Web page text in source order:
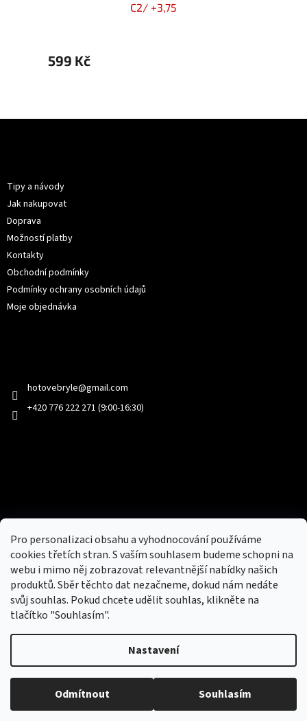
Pro personalizaci obsahu a vyhodnocování používáme
cookies třetích stran. S vaším souhlasem budeme schopni na
webu i mimo něj zobrazovat relevantnější nabídky našich
produktů. Sběr těchto dat nezačneme, dokud nám nedáte
svůj souhlas. Pokud chcete udělit souhlas, klikněte na
tlačítko "Souhlasím".
Nastavení
Odmítnout Souhlasím
C2/ +3,75
599 Kč
Tipy a návody
Jak nakupovat
Doprava
Možností platby
Kontakty
Obchodní podmínky
Podmínky ochrany osobních údajů
Moje objednávka
hotovebryle@gmail.com
+420 776 222 271 (9:00-16:30)
Nový obchod s batohy, cestovními zavazadly, tašky a peněženky
Copyright 2026hotovebryle.cz
. Všechna práva